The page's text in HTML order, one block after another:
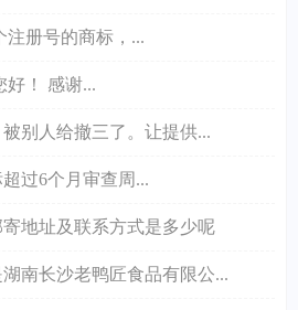
注册号的商标，...
好！ 感谢...
别人给撤三了。让提供...
过6个月审查周...
地址及联系方式是多少呢
南长沙老鸭匠食品有限公...